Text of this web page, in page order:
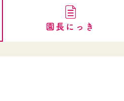
園長にっき